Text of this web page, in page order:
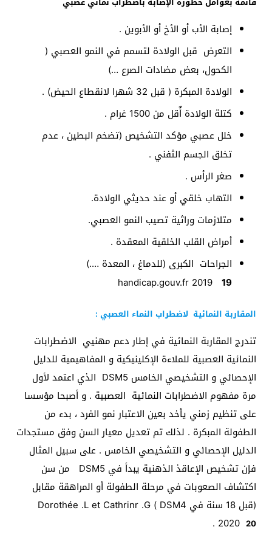
إصابة الأب أو الأخ أو الأبوين .
التعرض قبل الولادة لتسمم في النمو العصبي (
الكحول، بعض مضادات الصرع …)
الولادة المبكرة ( قبل 32 شهرا لانقطاع الحيض) .
كتلة الولادة أٌقل من 1500 غرام .
خلل عصبي مؤكد التشخيص (تضخم البطين ، عدم
تخلق الجسم الثفني .
صغر الرأس .
التهاب خلقي أو عند حديثي الولادة.
متلازمات وراثية تصيب النمو العصبي.
أمراض القلب الخلقية المعقدة .
الجراحات الكبرى (للدماغ ، المعدة ….)
handicap.gouv.fr 2019 19
المقاربة النمائية لاضطراب النماء العصبي :
تندرج المقاربة النمائية في إطار دعم مهنيي الاضطرابات
النمائية العصبية للملاءة الإكلينيكية و المفاهيمية للدليل
الإحصائي و التشخيصي الخامس DSM5 الذي اعتمد لأول
مرة مفهوم الاضطرابات النمائية العصبية . و أصبحا مؤسسا
على تنظيم زمني يأخد بعين الاعتبار نمو الفرد ، بدء من
الطفولة المبكرة . لذلك تم تعديل معيار السن وفق مستجدات
الدليل الإحصائي و التشخيصي الخامس . على سبيل المثال
فإن تشخيص الإعاقذ الذهنية يبدأ في DSM5 من سن
اكتشاف الصعوبات في مرحلة الطفولة أو المراهقة مقابل
(قبل 18 سنة في DSM4 ) Dorothée .L et Cathrinr .G
2020 20
.